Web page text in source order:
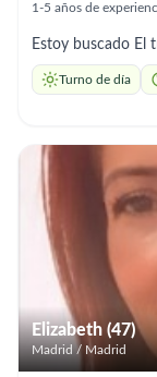
1-5 años de
Estoy buscado El
Turno de día
Elizabeth (47)
Madrid / Madrid